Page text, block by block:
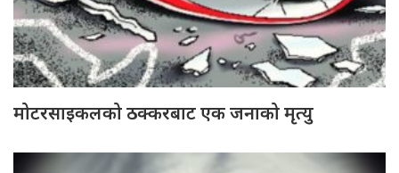
मोटरसाइकलको ठक्करबाट एक जनाको मृत्यु